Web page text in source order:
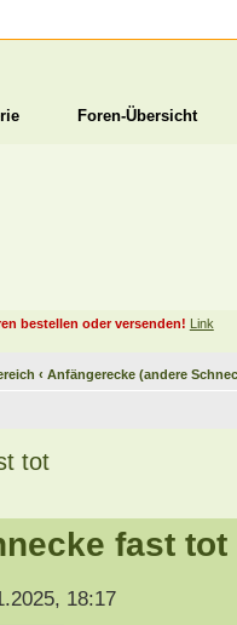
Foren-Übersicht
bestellen oder versenden! Link
‹ Anfängerecke (andere
tot
fast tot
18:17